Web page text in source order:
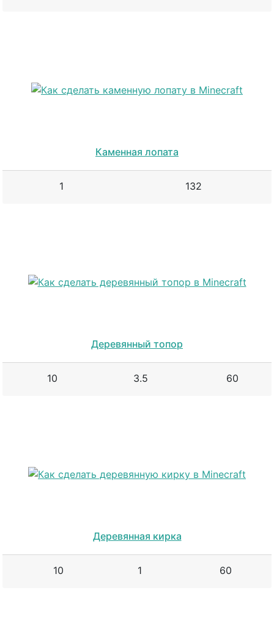
Каменная лопата
1 132
Деревянный топор
10 3.5 60
Деревянная кирка
10 1 60